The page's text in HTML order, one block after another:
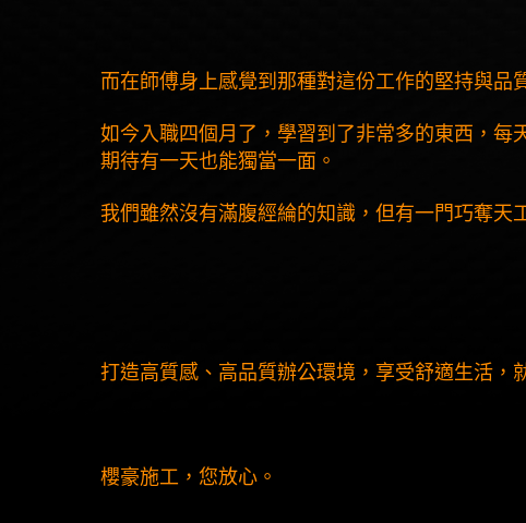
而在師傅身上感覺到那種對這份工作的堅持與品
如今入職四個月了，學習到了非常多的東西，每
期待有一天也能獨當一面。
我們雖然沒有滿腹經綸的知識，但有一門巧奪天
打造高質感、高品質辦公環境，享受舒適生活，
櫻豪施工，您放心。